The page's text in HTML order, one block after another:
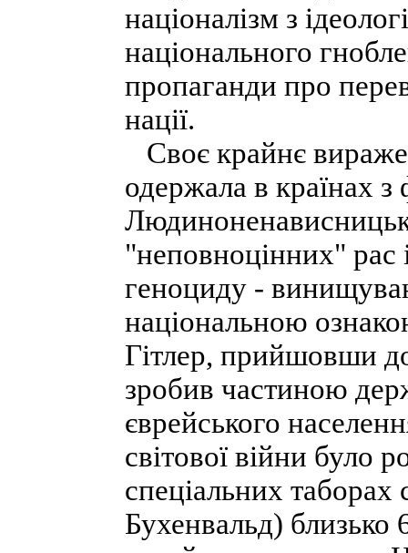
націоналізм з
національного
пропаганди про
нації.
Своє крайнє
одержала в країнах
"неповноцінних" рас
геноциду -
національною
Гітлер, прийшовши
зробив частиною
єврейського
світової війни було
спеціальних таборах
Бухенвальд)